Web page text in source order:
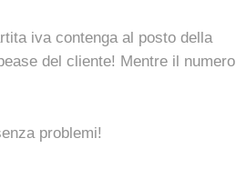
iva contenga al posto della
del cliente! Mentre il numero
problemi!